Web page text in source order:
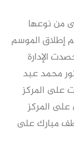
من نوعها
إطلاق الموسم
الماضى 2023 وقد حصدت الإدارة
محمد عبد
على المركز
على المركز
مبارك على